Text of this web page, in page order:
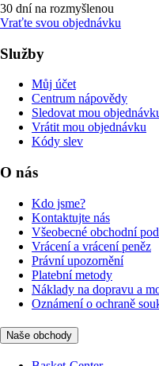
30 dní na rozmyšlenou
Vraťte svou objednávku
Služby
Můj účet
Centrum nápovědy
Sledovat mou
Vrátit mou objednávku
Kódy slev
O nás
Kdo jsme?
Kontaktujte nás
Všeobecné obchodní
Vrácení a vrácení peněz
Právní upozornění
Platební metody
Náklady na dopravu a
Oznámení o ochraně
Naše obchody